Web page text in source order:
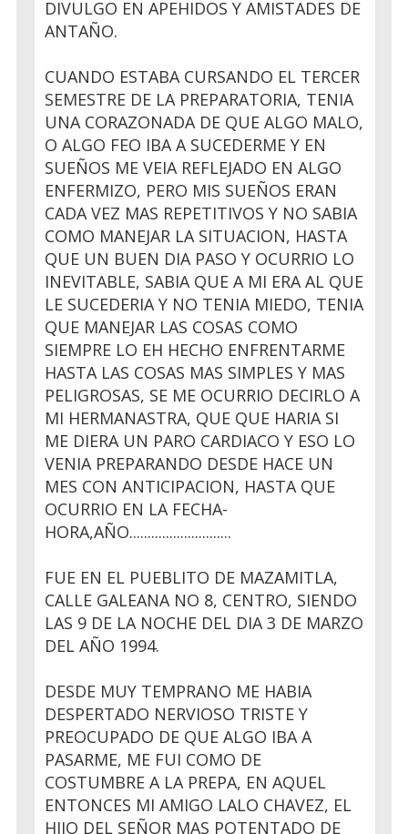
DIVULGO EN APEHIDOS Y AMISTADES DE
ANTAÑO.
CUANDO ESTABA CURSANDO EL TERCER
SEMESTRE DE LA PREPARATORIA, TENIA
UNA CORAZONADA DE QUE ALGO MALO,
O ALGO FEO IBA A SUCEDERME Y EN
SUEÑOS ME VEIA REFLEJADO EN ALGO
ENFERMIZO, PERO MIS SUEÑOS ERAN
CADA VEZ MAS REPETITIVOS Y NO SABIA
COMO MANEJAR LA SITUACION, HASTA
QUE UN BUEN DIA PASO Y OCURRIO LO
INEVITABLE, SABIA QUE A MI ERA AL QUE
LE SUCEDERIA Y NO TENIA MIEDO, TENIA
QUE MANEJAR LAS COSAS COMO
SIEMPRE LO EH HECHO ENFRENTARME
HASTA LAS COSAS MAS SIMPLES Y MAS
PELIGROSAS, SE ME OCURRIO DECIRLO A
MI HERMANASTRA, QUE QUE HARIA SI
ME DIERA UN PARO CARDIACO Y ESO LO
VENIA PREPARANDO DESDE HACE UN
MES CON ANTICIPACION, HASTA QUE
OCURRIO EN LA FECHA-
HORA,AÑO............................
FUE EN EL PUEBLITO DE MAZAMITLA,
CALLE GALEANA NO 8, CENTRO, SIENDO
LAS 9 DE LA NOCHE DEL DIA 3 DE MARZO
DEL AÑO 1994.
DESDE MUY TEMPRANO ME HABIA
DESPERTADO NERVIOSO TRISTE Y
PREOCUPADO DE QUE ALGO IBA A
PASARME, ME FUI COMO DE
COSTUMBRE A LA PREPA, EN AQUEL
ENTONCES MI AMIGO LALO CHAVEZ, EL
HIJO DEL SEÑOR MAS POTENTADO DE